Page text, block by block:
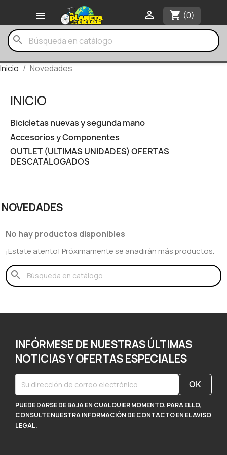
 shopping_cart (0)

search
Inicio Novedades
INICIO
Bicicletas nuevas y segunda mano
Accesorios y Componentes
OUTLET (ULTIMAS UNIDADES) OFERTAS
DESCATALOGADOS
NOVEDADES
No hay productos disponibles
¡Estate atento! Próximamente se añadirán más productos.
search
INFÓRMESE DE NUESTRAS ÚLTIMAS
NOTICIAS Y OFERTAS ESPECIALES
PUEDE DARSE DE BAJA EN CUALQUIER MOMENTO. PARA ELLO,
CONSULTE NUESTRA INFORMACIÓN DE CONTACTO EN EL AVISO
LEGAL.